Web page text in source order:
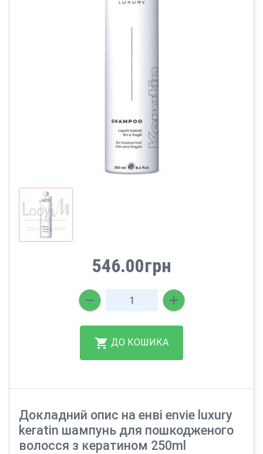
546.00грн
ДО КОШИКА
Докладний опис на енві envie luxury
keratin шампунь для пошкодженого
волосся з кератином 250ml